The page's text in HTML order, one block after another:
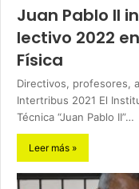
Juan Pablo II
lectivo 2022
Física
Directivos, profesores,
Intertribus 2021 El
Técnica “Juan Pablo II”…
Leer más »